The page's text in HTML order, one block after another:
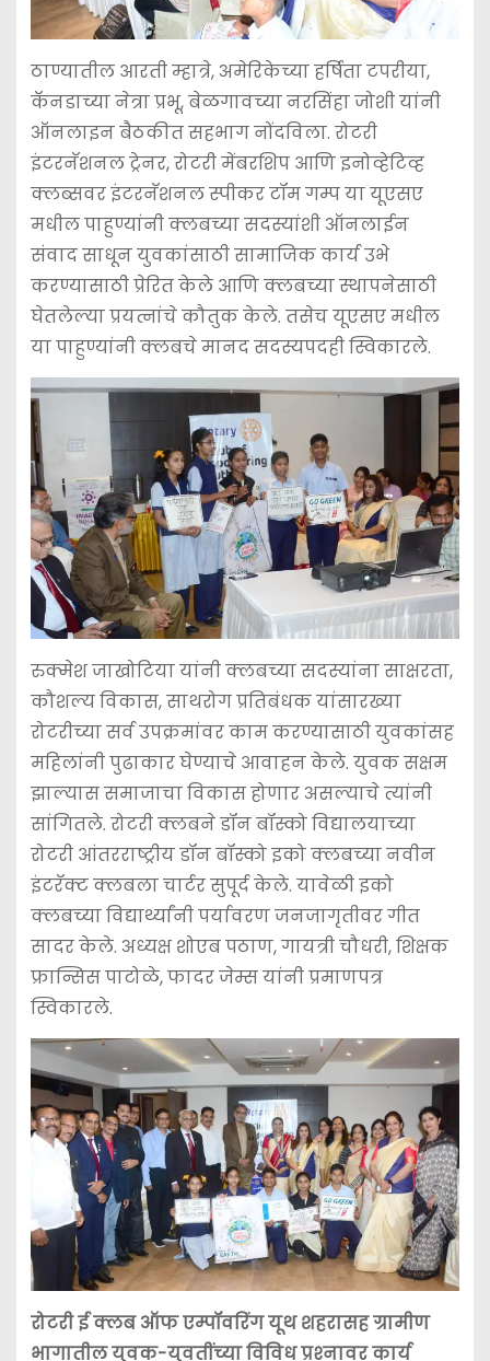
ठाण्यातील आरती म्हात्रे, अमेरिकेच्या हर्षिता टपरीया,
कॅनडाच्या नेत्रा प्रभू, बेळगावच्या नरसिंहा जोशी यांनी
ऑनलाइन बैठकीत सहभाग नोंदविला. रोटरी
इंटरनॅशनल ट्रेनर, रोटरी मेंबरशिप आणि इनोव्हेटिव्ह
क्लब्सवर इंटरनॅशनल स्पीकर टॉम गम्प या यूएसए
मधील पाहुण्यांनी क्लबच्या सदस्यांशी ऑनलाईन
संवाद साधून युवकांसाठी सामाजिक कार्य उभे
करण्यासाठी प्रेरित केले आणि क्लबच्या स्थापनेसाठी
घेतलेल्या प्रयत्नांचे कौतुक केले. तसेच यूएसए मधील
या पाहुण्यांनी क्लबचे मानद सदस्यपदही स्विकारले.
रुक्मेश जाखोटिया यांनी क्लबच्या सदस्यांना साक्षरता,
कौशल्य विकास, साथरोग प्रतिबंधक यांसारख्या
रोटरीच्या सर्व उपक्रमांवर काम करण्यासाठी युवकांसह
महिलांनी पुढाकार घेण्याचे आवाहन केले. युवक सक्षम
झाल्यास समाजाचा विकास होणार असल्याचे त्यांनी
सांगितले. रोटरी क्लबने डॉन बॉस्को विद्यालयाच्या
रोटरी आंतरराष्ट्रीय डॉन बॉस्को इको क्लबच्या नवीन
इंटरॅक्ट क्लबला चार्टर सुपूर्द केले. यावेळी इको
क्लबच्या विद्यार्थ्यांनी पर्यावरण जनजागृतीवर गीत
सादर केले. अध्यक्ष शोएब पठाण, गायत्री चौधरी, शिक्षक
फ्रान्सिस पाटोळे, फादर जेम्स यांनी प्रमाणपत्र
स्विकारले.
रोटरी ई क्लब ऑफ एम्पॉवरिंग यूथ शहरासह ग्रामीण
भागातील युवक-युवतींच्या विविध प्रश्‍नावर कार्य